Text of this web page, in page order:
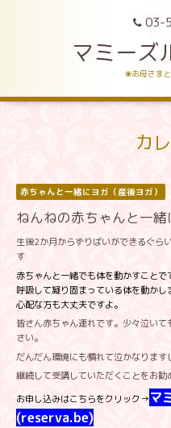
03-
マミーズ
❀お母さま
カ
赤ちゃんと一緒にヨガ（産後ヨガ）
ねんねの赤ちゃんと一緒
生後2か月からずりばいができるぐら
す
赤ちゃんと一緒でも体を動かすこと
呼吸して凝り固まっている体を動か
心配な方も大丈夫ですよ。
皆さん赤ちゃん連れです。少々泣い
さい。
だんだん環境にも慣れて泣かなります
継続して受講していただくことをお勧
お申し込みはこちらをクリック→マ
(reserva.be)